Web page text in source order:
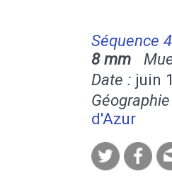
Séquence
8 mm
Date : juin
d'Azur